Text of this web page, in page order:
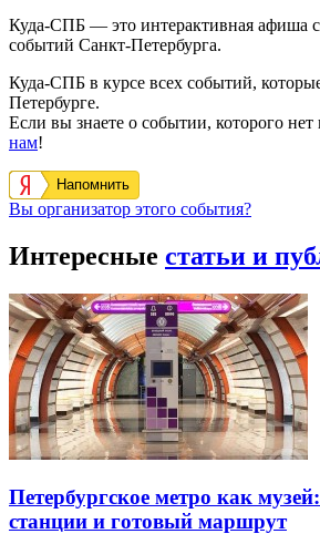
Куда-СПБ — это интерактивная афиша
событий Санкт-Петербурга.
Куда-СПБ в курсе всех событий,
Петербурге.
Если вы знаете о событии, которого нет
нам!
Напомнить
Вы организатор этого события?
Интересные статьи и
Петербургское метро как
станции и готовый маршрут